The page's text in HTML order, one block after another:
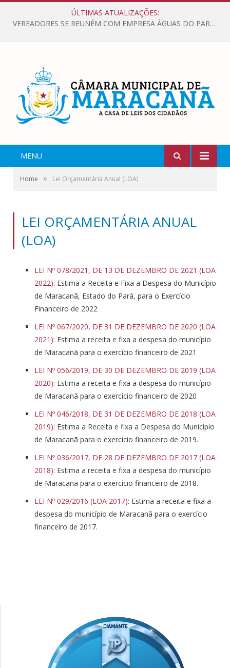
ÚLTIMAS ATUALIZAÇÕES:
VEREADORES SE REUNÉM COM EMPRESA ÁGUAS DO PARÁ, PARA APRESENTAR REIVINDICAÇÕES E MELHORIAS NA QUALIDADE DOS SERVIÇOS OFERECIDOS Á POPULAÇÃO.
MENU
Home » Lei Orçamentária Anual (LOA)
LEI ORÇAMENTÁRIA ANUAL
(LOA)
LEI Nº 078/2021, DE 13 DE DEZEMBRO DE 2021 (LOA
2022): Estima a Receita e Fixa a Despesa do Município
de Maracanã, Estado do Pará, para o Exercício
Financeiro de 2022
LEI Nº 067/2020, DE 31 DE DEZEMBRO DE 2020 (LOA
2021): Estima a receita e fixa a despesa do município
de Maracanã para o exercício financeiro de 2021
LEI Nº 056/2019, DE 30 DE DEZEMBRO DE 2019 (LOA
2020): Estima a receita e fixa a despesa do município
de Maracanã para o exercício financeiro de 2020
LEI Nº 046/2018, DE 31 DE DEZEMBRO DE 2018 (LOA
2019): Estima a Receita e fixa a Despesa do Município
de Maracanã para o exercício financeiro de 2019.
LEI Nº 036/2017, DE 28 DE DEZEMBRO DE 2017 (LOA
2018): Estima a receita e fixa a despesa do município
de Maracanã para o exercício financeiro de 2018.
LEI Nº 029/2016 (LOA 2017): Estima a receita e fixa a
despesa do município de Maracanã para o exercício
financeiro de 2017.